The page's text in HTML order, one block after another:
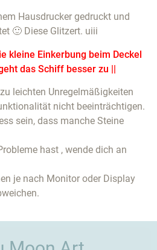
Hausdrucker gedruckt und
🙂 Diese Glitzert. uiii
kleine Einkerbung beim Deckel
das Schiff besser zu ||
leichten Unregelmäßigkeiten
nicht beeinträchtigen.
sein, dass manche Steine
hast , wende dich an
je nach Monitor oder Display